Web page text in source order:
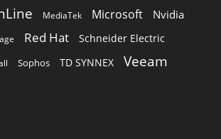
MediaTek Microsoft Nvidia
Red Hat Schneider Electric
Sophos TD SYNNEX Veeam